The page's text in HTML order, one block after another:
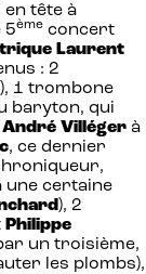
en tête à
5ème concert
Laurent
: 2
1 trombone
baryton, qui
André Villéger à
, ce dernier
une certaine
), 2
Philippe
un troisième,
les plombs),